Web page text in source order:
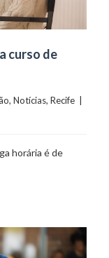
curso de
, Notícias, Recife
horária é de